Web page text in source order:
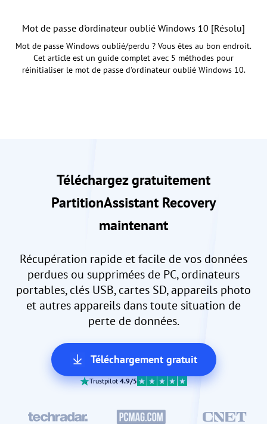
Mot de passe d'ordinateur oublié Windows 10 [Résolu]
Mot de passe Windows oublié/perdu ? Vous êtes au bon endroit.
Cet article est un guide complet avec 5 méthodes pour
réinitialiser le mot de passe d'ordinateur oublié Windows 10.
Téléchargez gratuitement
PartitionAssistant Recovery
maintenant
Récupération rapide et facile de vos données
perdues ou supprimées de PC, ordinateurs
portables, clés USB, cartes SD, appareils photo
et autres appareils dans toute situation de
perte de données.
Téléchargement gratuit
Trustpilot4.9/5